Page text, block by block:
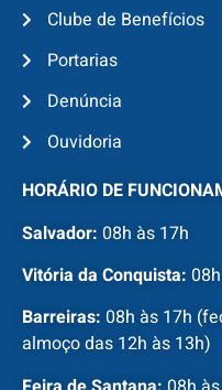
Clube de Benefícios
Portarias
Denúncia
Ouvidoria
HORÁRIO DE
Salvador: 08h às 17h
Vitória da Conquista:
Barreiras: 08h às 17h
almoço das 12h às 13h)